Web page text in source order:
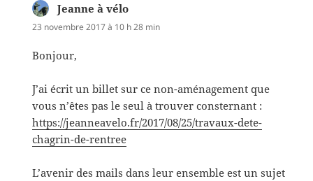
Jeanne à vélo
23 novembre 2017 à 10 h 28 min
Bonjour,
J’ai écrit un billet sur ce non-aménagement que
vous n’êtes pas le seul à trouver consternant :
https://jeanneavelo.fr/2017/08/25/travaux-dete-
chagrin-de-rentree
L’avenir des mails dans leur ensemble est un sujet